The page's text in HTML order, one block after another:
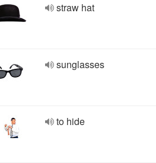
straw hat
sunglasses
to hide